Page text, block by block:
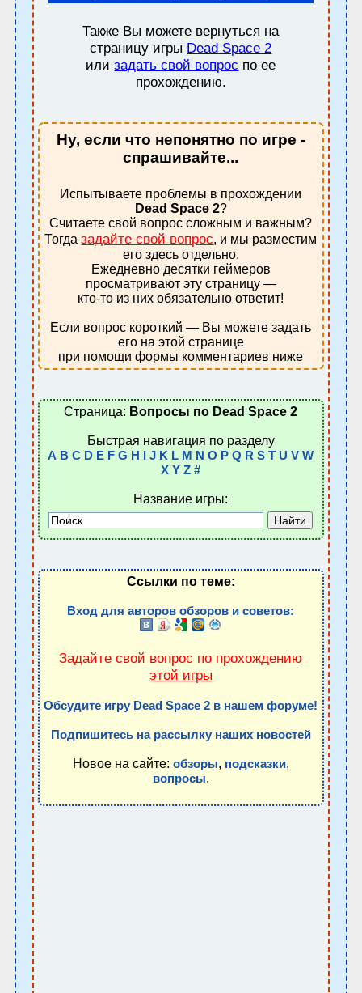
Также Вы можете вернуться на
страницу игры Dead Space 2
илизадать свой вопрос по ее
прохождению.
Ну, если что непонятно по игре -
спрашивайте...
Испытываете проблемы в прохождении
Dead Space 2?
Считаете свой вопрос сложным и важным?
Тогдазадайте свой вопрос, и мы разместим
его здесь отдельно.
Ежедневно десятки геймеров
просматривают эту страницу —
кто-то из них обязательно ответит!
Если вопрос короткий — Вы можете задать
его на этой странице
при помощи формы комментариев ниже
Страница: Вопросы по Dead Space 2
Быстрая навигация по разделу
A B C D E F G H J K L M N O P Q R S T U V W
X Y Z #
Название игры:
Ссылки по теме:
Вход для авторов обзоров и советов:
Задайте свой вопрос по прохождению
этой игры
Обсудите игру Dead Space 2 в нашем форуме!
Подпишитесь на рассылку наших новостей
Новое на сайте: обзоры, подсказки,
вопросы.